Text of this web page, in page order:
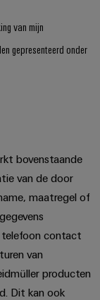
van mijn
gepresenteerd onder
bovenstaande
van de door
maatregel of
telefoon contact
van
producten
Dit kan ook